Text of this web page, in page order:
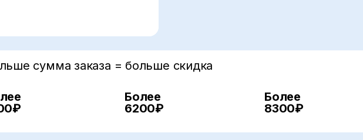
сумма заказа = больше скидка
Более
6200₽
Более
8300₽